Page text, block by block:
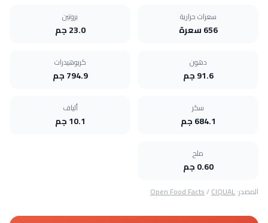
سعرات حرارية
656 سعرة
بروتين
23.0 جم
دهون
91.6 جم
كربوهيدرات
794.9 جم
سكر
684.1 جم
ألياف
10.1 جم
ملح
0.60 جم
المصدر: Open Food Facts/CIQUAL